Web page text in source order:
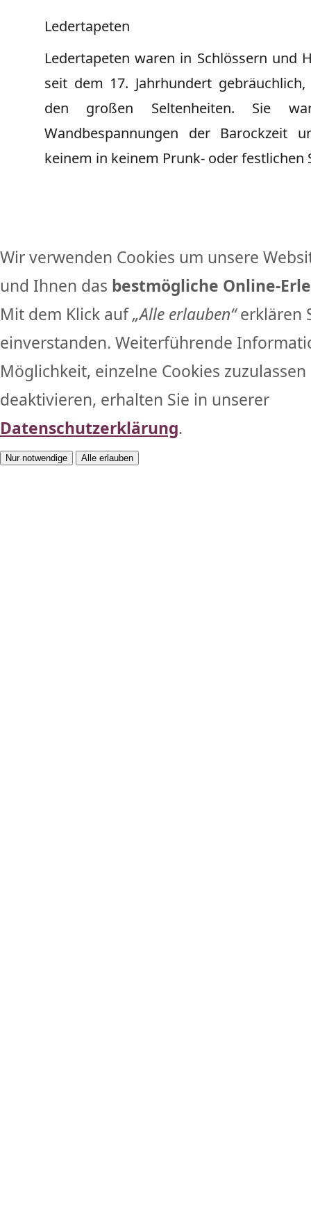
Ledertapeten
Ledertapeten waren in Schlössern und
seit dem 17. Jahrhundert
den großen Seltenheiten. Sie
Wandbespannungen der Barockzeit
keinem in keinem Prunk- oder festlichen
Wir verwenden Cookies um unsere
und Ihnen das bestmögliche Online-
Mit dem Klick auf„Alle erlauben“erklären
einverstanden. Weiterführende
Möglichkeit, einzelne Cookies
deaktivieren, erhalten Sie in unserer
Datenschutzerklärung.
Nur notwendige Alle erlauben